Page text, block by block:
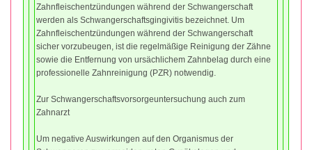
Zahnfleischentzündungen während der Schwangerschaft
werden als Schwangerschaftsgingivitis bezeichnet. Um
Zahnfleischentzündungen während der Schwangerschaft
sicher vorzubeugen, ist die regelmäßige Reinigung der Zähne
sowie die Entfernung von ursächlichem Zahnbelag durch eine
professionelle Zahnreinigung (PZR) notwendig.
Zur Schwangerschaftsvorsorgeuntersuchung auch zum
Zahnarzt
Um negative Auswirkungen auf den Organismus der